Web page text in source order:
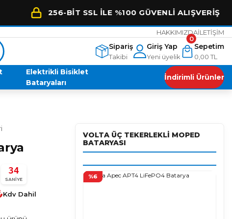
256-BİT SSL İLE %100 GÜVENLİ ALIŞVERİŞ
HAKKIMIZDAİLETİŞİM
Sipariş
Takibi
Giriş Yap
Yeni üyelik
0
Sepetim
0,00 TL
Elektrikli Bisiklet
Bataryaları
İndirimli Ürünler
Enes Malik AYYILDIZ
32
SANIYE
Kdv Dahil
VOLTA ÜÇ TEKERLEKLI MOPED
BATARYASI
%6